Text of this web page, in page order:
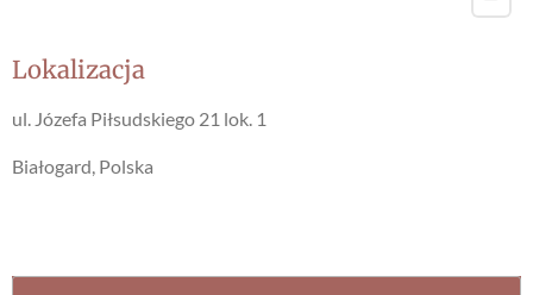
Lokalizacja
ul. Józefa Piłsudskiego 21 lok. 1
Białogard, Polska